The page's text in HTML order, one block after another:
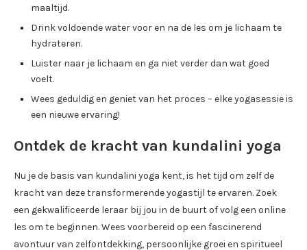
maaltijd.
Drink voldoende water voor en na de les om je lichaam te
hydrateren.
Luister naar je lichaam en ga niet verder dan wat goed
voelt.
Wees geduldig en geniet van het proces – elke yogasessie is
een nieuwe ervaring!
Ontdek de kracht van kundalini yoga
Nu je de basis van kundalini yoga kent, is het tijd om zelf de
kracht van deze transformerende yogastijl te ervaren. Zoek
een gekwalificeerde leraar bij jou in de buurt of volg een online
les om te beginnen. Wees voorbereid op een fascinerend
avontuur van zelfontdekking, persoonlijke groei en spiritueel